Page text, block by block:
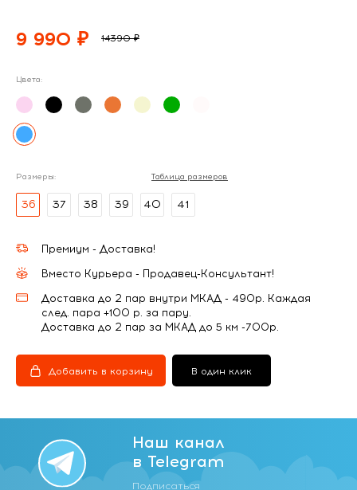
9 990 ₽ 14390 ₽
Цвета:
Размеры: Таблица размеров
36 37 38 39 40 41
Премиум - Доставка!
Вместо Курьера - Продавец-Консультант!
Доставка до 2 пар внутри МКАД - 490р. Каждая
след. пара +100 р. за пару.
Доставка до 2 пар за МКАД до 5 км -700р.
Добавить в корзину В один клик
Наш канал
в Telegram
Подписаться